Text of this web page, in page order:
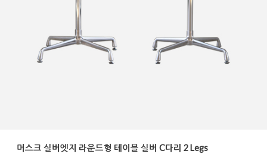
머스크 실버엣지 라운드형 테이블 실버 C다리 2 Legs